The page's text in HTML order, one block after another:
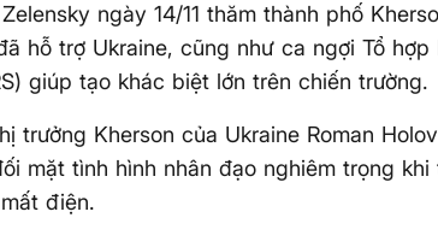
ngày 14/11 thăm thành phố
hỗ trợ Ukraine, cũng như ca ngợi Tổ
giúp tạo khác biệt lớn trên chiến trường.
trưởng Kherson của Ukraine Roman
mặt tình hình nhân đạo nghiêm trọng khi
điện.